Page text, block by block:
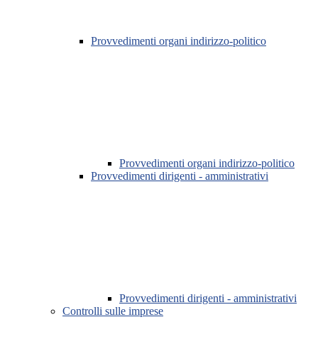
Provvedimenti organi indirizzo-politico
Provvedimenti organi indirizzo-politico
Provvedimenti dirigenti - amministrativi
Provvedimenti dirigenti - amministrativi
Controlli sulle imprese